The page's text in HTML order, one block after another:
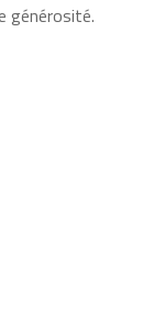
générosité.